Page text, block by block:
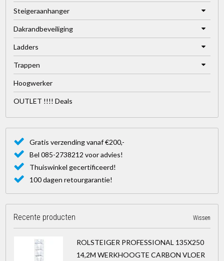
Steigeraanhanger
Dakrandbeveiliging
Ladders
Trappen
Hoogwerker
OUTLET !!!! Deals
Gratis verzending vanaf €200,-
Bel 085-2738212 voor advies!
Thuiswinkel gecertificeerd!
100 dagen retourgarantie!
Recente producten Wissen
ROLSTEIGER PROFESSIONAL 135X250
14,2M WERKHOOGTE CARBON VLOER